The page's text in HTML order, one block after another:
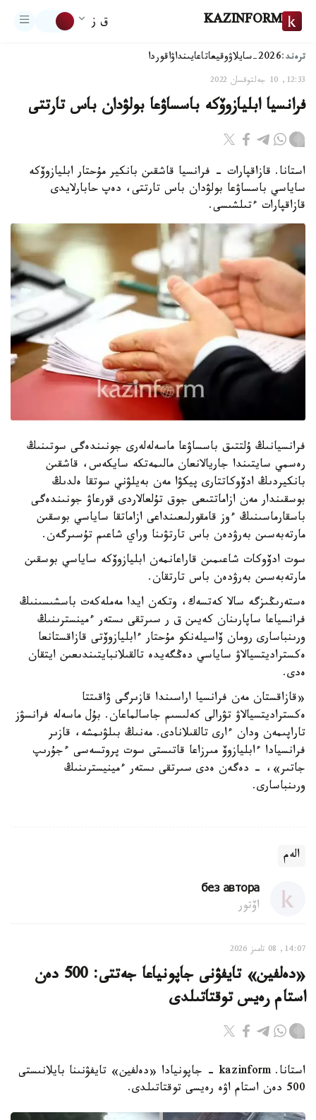
KAZINFORM ق ز
ترەند:2026-سايلاۋ وقيعاتاعايىنداۋاقوردا
12:33, 10 جەلتوقسان 2022
فرانسيا ابليازوۆكە باسساۋعا بولۋدان باس تارتتى
استانا. قازاقپارات - فرانسيا قاشقىن بانكير مۇحتار ابليازوۆكە
ساياسي باسساۋعا بولۋدان باس تارتتى، دەپ حابارلايدى
قازاقپارات ءتىلشىسى.
فرانسيانىڭ ۇلتتىق باسساۋعا ماسەلەلەرى جونىندەگى سوتىنىڭ
رەسمي سايتىندا جاريالانعان مالىمەتكە سايكەس، قاشقىن
بانكيردىڭ ادۆوكاتتارى پيكۋا مەن بەيلۋني سوتقا ەلدىڭ
بوسقىندار مەن ازاماتتىعى جوق تۇلعالاردى قورعاۋ جونىندەگى
باسقارماسىنىڭ ءوز قامقورلىعىنداعى ازاماتقا ساياسي بوسقىن
مارتەبەسىن بەرۋدەن باس تارتۋىنا وراي شاعىم تۇسىرگەن.
سوت ادۆوكات شاعىمىن قاراعانمەن ابليازوۆكە ساياسي بوسقىن
مارتەبەسىن بەرۋدەن باس تارتقان.
ەستەرىڭىزگە سالا كەتسەك، وتكەن ايدا مەملەكەت باسشىسىنىڭ
فرانسياعا ساپارىنان كەيىن ق ر سىرتقى ىستەر ءمينسترىنىڭ
ورىنباسارى رومان ۆاسيلەنكو مۇحتار ءابليازوۆتى قازاقستانعا
ەكستراديتسيالاۋ ساياسي دەڭگەيدە تالقىلانبايتىندىعىن ايتقان
ەدى.
«قازاقستان مەن فرانسيا اراسىندا قازىرگى ۋاقىتتا
ەكستراديتسيالاۋ تۋرالى كەلىسىم جاسالماعان. بۇل ماسەلە فرانسۋز
تاراپىمەن ودان ءارى تالقىلانادى. مەنىڭ بىلۋىمشە، قازىر
فرانسيادا ءابليازوۆ مىرزاعا قاتىستى سوت پروتسەسى ءجۇرىپ
جاتىر»، - دەگەن ەدى سىرتقى ىستەر ءمينيسترىنىڭ
ورىنباسارى.
الەم
без автора
اۆتور
14:07, 08 تامىز 2026
«دەلفين» تايفۋنى جاپونياعا جەتتى: 500 دەن
استام رەيس توقتاتىلدى
استانا. kazinform - جاپونيادا «دەلفين» تايفۋنىنا بايلانىستى
500 دەن استام اۋە رەيسى توقتاتىلدى.